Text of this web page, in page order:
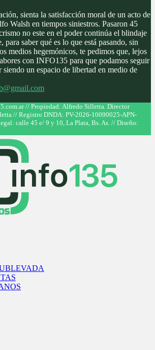
sienta la satisfacción moral de un acto de
Walsh en tiempos siniestros. Pasaron 45
no este en el poder continúa el blindaje
para saber qué es lo que está pasando, sin
medios hegemónicos, te pedimos que, lejos
con INFO135 para que podamos seguir
un espacio de libertad en medio de
// Propiedad: Alfredo Silletta. Director
// Registro DNDA: PV-2026-10090025-APN-
calle 45 e/ 9 y 10, La Plata, Bs. As. // Diseño: